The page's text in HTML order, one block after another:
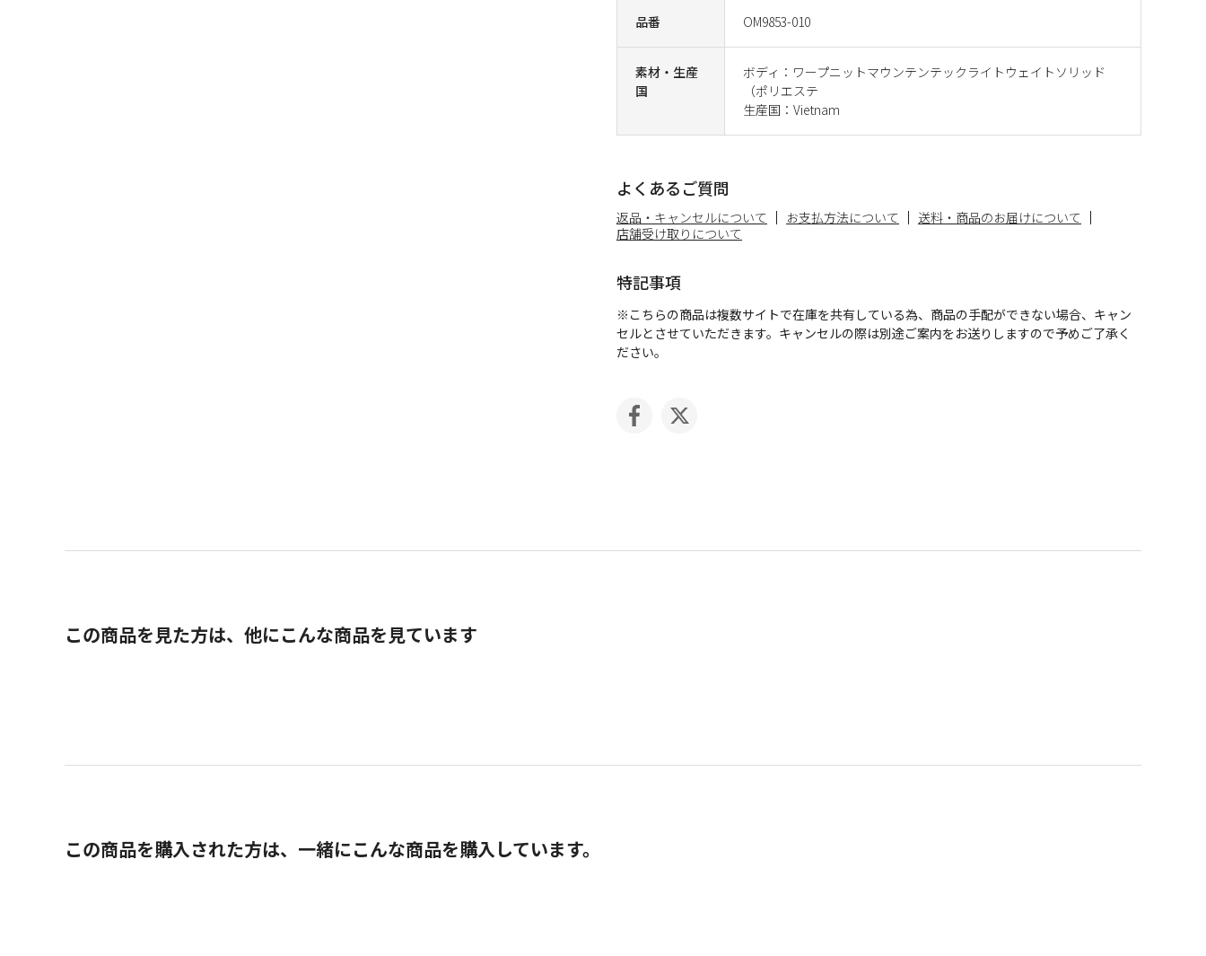
品番 OM9853-010
素材・生産
国
ボディ：ワープニットマウンテンテックライトウェイトソリッド
（ポリエステ
生産国：Vietnam
よくあるご質問
返品・キャンセルについて お支払方法について
送料・商品のお届けについて
店舗受け取りについて
特記事項
※こちらの商品は複数サイトで在庫を共有している為、商品の手配ができない場合、キャン
セルとさせていただきます。キャンセルの際は別途ご案内をお送りしますので予めご了承く
ださい。
この商品を見た方は、他にこんな商品を見ています
この商品を購入された方は、一緒にこんな商品を購入しています。